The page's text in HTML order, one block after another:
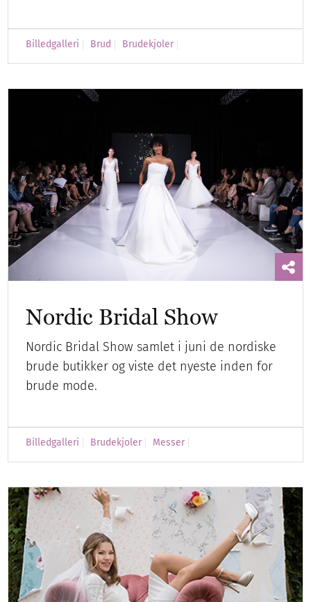
Billedgalleri Brud Brudekjoler
Nordic Bridal Show
Nordic Bridal Show samlet i juni de nordiske
brude butikker og viste det nyeste inden for
brude mode.
Billedgalleri Brudekjoler Messer